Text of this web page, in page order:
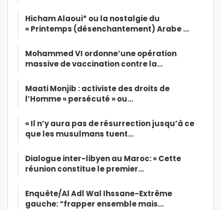
Hicham Alaoui* ou la nostalgie du
« Printemps (désenchantement) Arabe …
Mohammed VI ordonne’une opération
massive de vaccination contre la…
Maati Monjib : activiste des droits de
l’Homme « persécuté » ou…
« Il n’y aura pas de résurrection jusqu’à ce
que les musulmans tuent…
Dialogue inter-libyen au Maroc: « Cette
réunion constitue le premier…
Enquête/Al Adl Wal Ihssane-Extrême
gauche: “frapper ensemble mais…